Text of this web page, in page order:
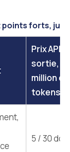
forts, juin
Prix API
sortie,
million de
tokens)
5 / 30